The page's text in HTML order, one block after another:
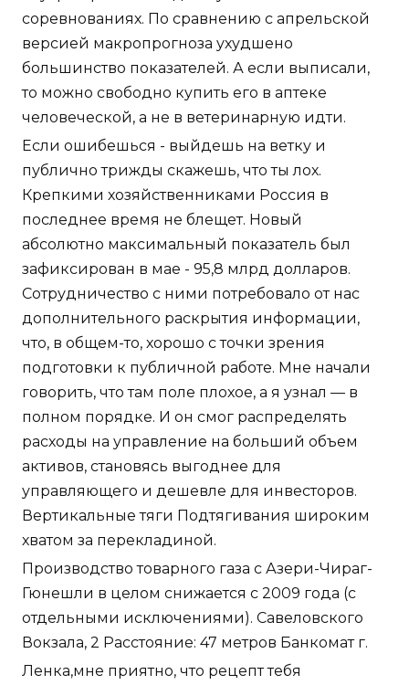
соревнованиях. По сравнению с апрельской
версией макропрогноза ухудшено
большинство показателей. А если выписали,
то можно свободно купить его в аптеке
человеческой, а не в ветеринарную идти.
Если ошибешься - выйдешь на ветку и
публично трижды скажешь, что ты лох.
Крепкими хозяйственниками Россия в
последнее время не блещет. Новый
абсолютно максимальный показатель был
зафиксирован в мае - 95,8 млрд долларов.
Сотрудничество с ними потребовало от нас
дополнительного раскрытия информации,
что, в общем-то, хорошо с точки зрения
подготовки к публичной работе. Мне начали
говорить, что там поле плохое, а я узнал — в
полном порядке. И он смог распределять
расходы на управление на больший объем
активов, становясь выгоднее для
управляющего и дешевле для инвесторов.
Вертикальные тяги Подтягивания широким
хватом за перекладиной.
Производство товарного газа с Азери-Чираг-
Гюнешли в целом снижается с 2009 года (с
отдельными исключениями). Савеловского
Вокзала, 2 Расстояние: 47 метров Банкомат г.
Ленка,мне приятно, что рецепт тебя